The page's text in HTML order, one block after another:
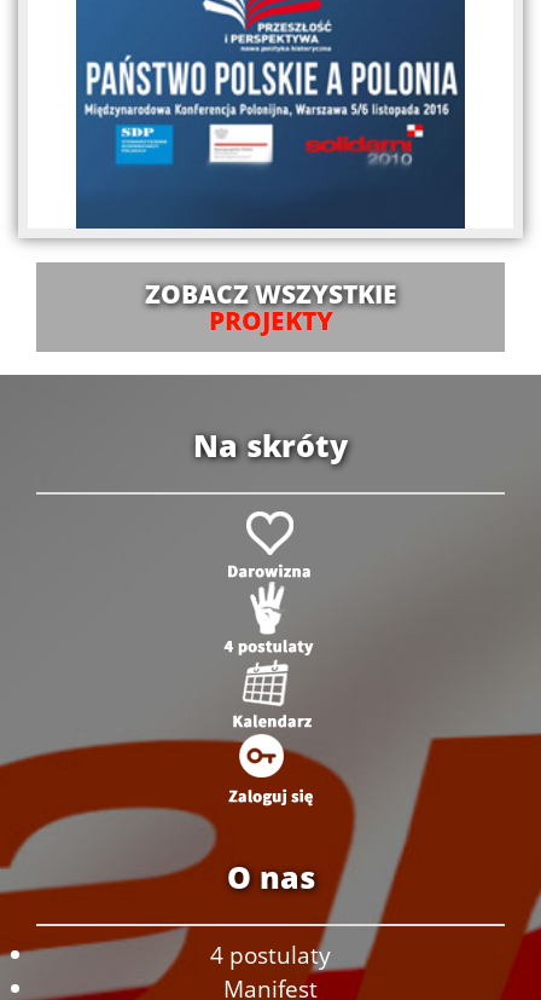
ZOBACZ WSZYSTKIE
PROJEKTY
Na skróty
O nas
4 postulaty
Manifest